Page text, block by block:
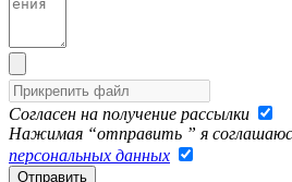
Согласен на получение рассылки
Нажимая “отправить ” я
персональных данных